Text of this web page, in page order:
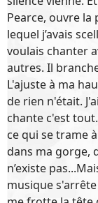
Pearce, ouvre
lequel j’avais
voulais chanter
autres. Il
L'ajuste à ma
de rien n'était.
chante c'est
ce qui se trame
dans ma gorge,
n’existe
musique